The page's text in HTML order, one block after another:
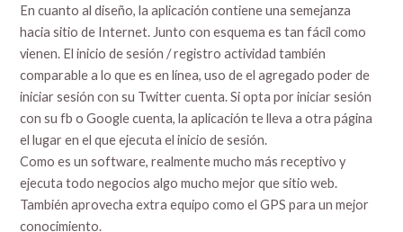
En cuanto al diseño, la aplicación contiene una semejanza
hacia sitio de Internet. Junto con esquema es tan fácil como
vienen. El inicio de sesión / registro actividad también
comparable a lo que es en línea, uso de el agregado poder de
iniciar sesión con su Twitter cuenta. Si opta por iniciar sesión
con su fb o Google cuenta, la aplicación te lleva a otra página
el lugar en el que ejecuta el inicio de sesión.
Como es un software, realmente mucho más receptivo y
ejecuta todo negocios algo mucho mejor que sitio web.
También aprovecha extra equipo como el GPS para un mejor
conocimiento.